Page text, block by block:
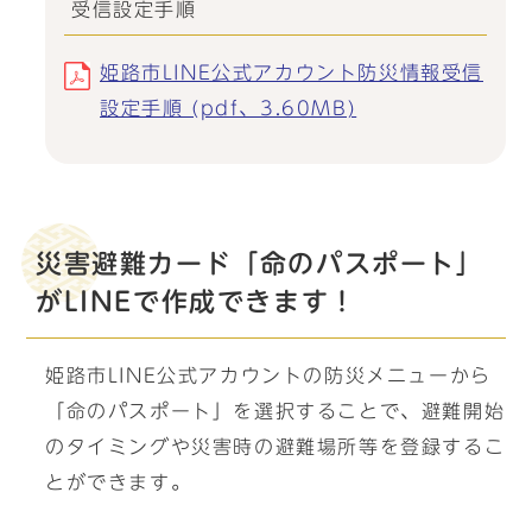
受信設定手順
姫路市LINE公式アカウント防災情報受信
設定手順 (pdf、3.60MB)
災害避難カード「命のパスポート」
がLINEで作成できます！
姫路市LINE公式アカウントの防災メニューから
「命のパスポート」を選択することで、避難開始
のタイミングや災害時の避難場所等を登録するこ
とができます。